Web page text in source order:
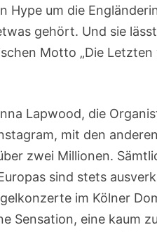
Hype um die
gehört. Und sie
Motto „Die
Lapwood, die
mit den
zwei Millionen.
sind stets
im Kölner
Sensation, eine kaum